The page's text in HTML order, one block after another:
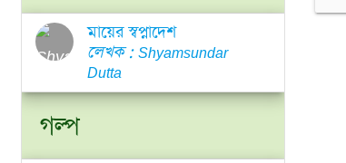
মায়ের স্বপ্নাদেশ
লেখক : Shyamsundar
Dutta
গল্প